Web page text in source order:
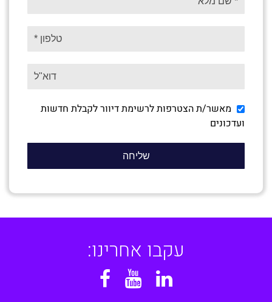
מאשר/ת הצטרפות לרשימת דיוור לקבלת חדשות
ועדכונים
עקבו אחרינו:
Linkedin
YouTube